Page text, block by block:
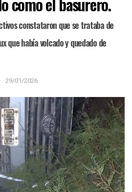
constataron que se trataba de
que había volcado y quedado de
29/01/2026